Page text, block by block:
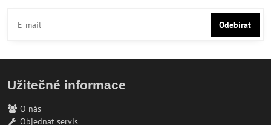
Odebírat
Užitečné informace
O nás
Objednat servis